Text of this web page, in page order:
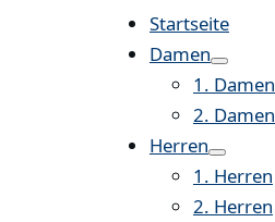
Startseite
Damen
1. Damen
2. Damen
Herren
1. Herren
2. Herren